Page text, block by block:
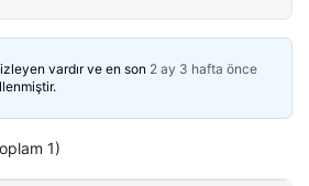
vardır ve en son 2 ay 3 hafta önce
1)